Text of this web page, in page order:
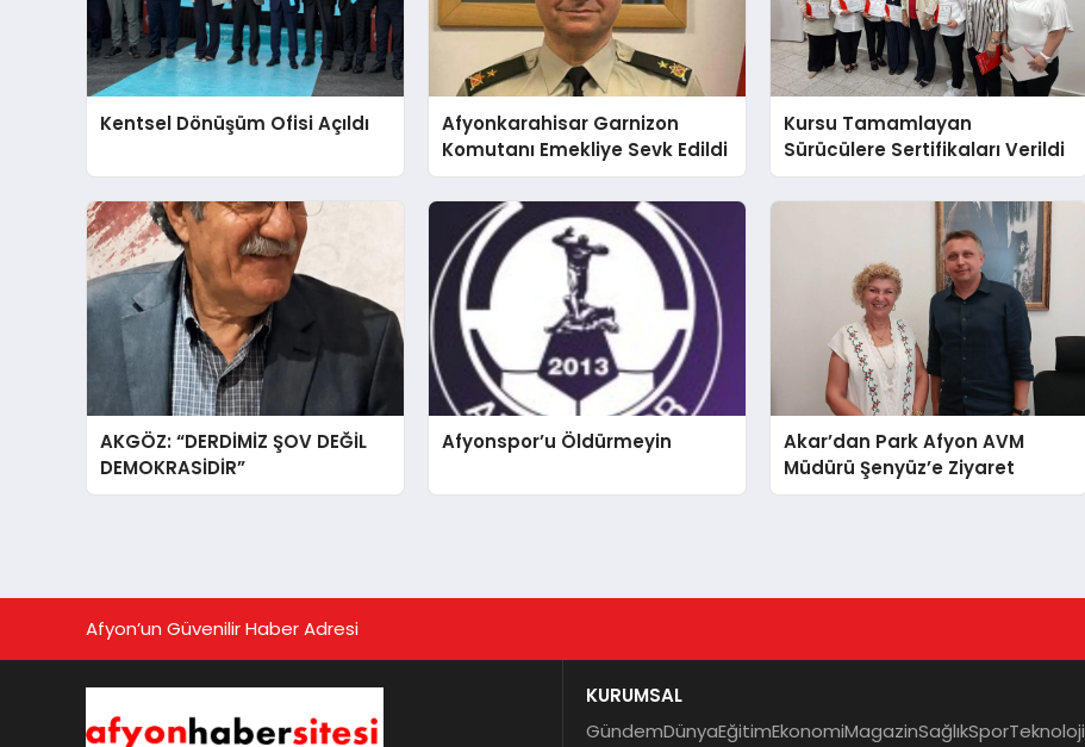
Kentsel Dönüşüm Ofisi Açıldı
Afyonkarahisar Garnizon
Komutanı Emekliye Sevk Edildi
Kursu Tamamlayan
Sürücülere Sertifikaları Verildi
AKGÖZ: “DERDİMİZ ŞOV DEĞİL
DEMOKRASİDİR”
Afyonspor’u Öldürmeyin
Akar’dan Park Afyon AVM
Müdürü Şenyüz’e Ziyaret
Afyon’un Güvenilir Haber Adresi
KURUMSAL
GündemDünyaEğitimEkonomiMagazinSağlıkSporTeknoloji